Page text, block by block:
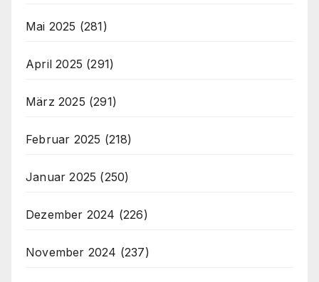
Mai 2025 (281)
April 2025 (291)
März 2025 (291)
Februar 2025 (218)
Januar 2025 (250)
Dezember 2024 (226)
November 2024 (237)